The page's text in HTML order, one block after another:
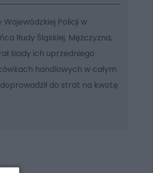
Wojewódzkiej Policji w
Rudy Śląskiej. Mężczyzna,
ślady ich uprzedniego
handlowych w całym
do strat na kwotę